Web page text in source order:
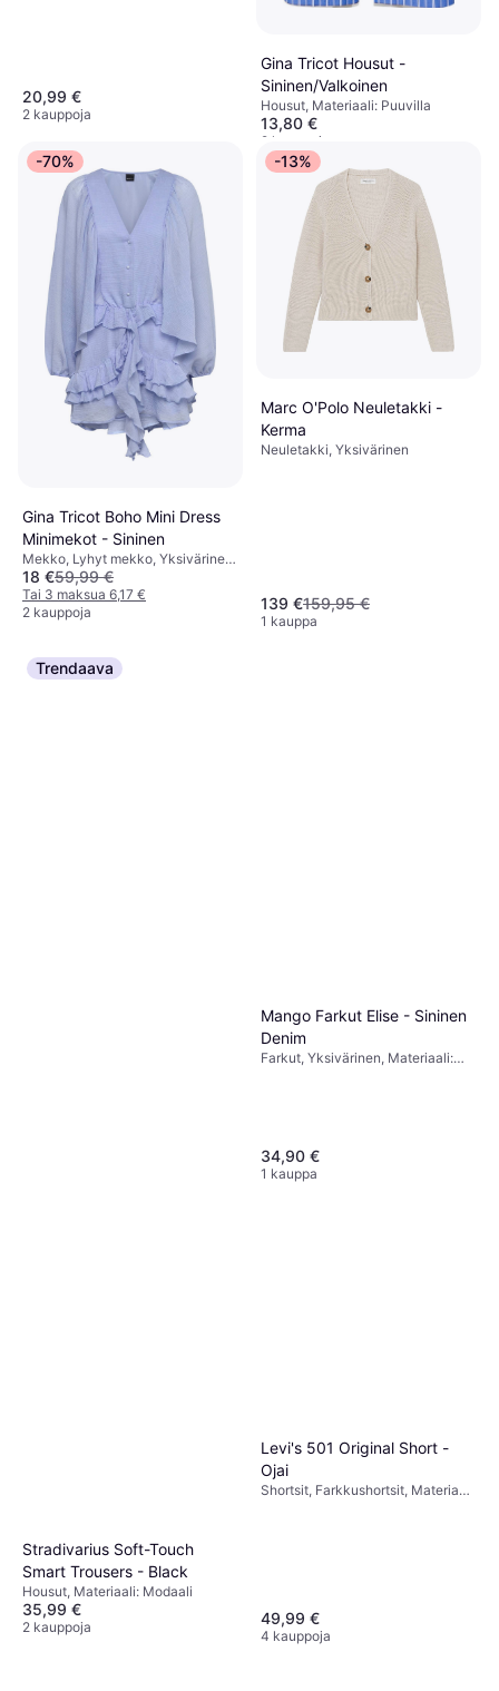
20,99 €
2 kauppoja
Gina Tricot Housut -
Sininen/Valkoinen
Housut, Materiaali: Puuvilla
13,80 €
2 kauppoja
-70%
Gina Tricot Boho Mini Dress
Minimekot - Sininen
Mekko, Lyhyt mekko, Yksivärinen,
Materiaali: Polyamidi
18 €59,99 €
Tai 3 maksua 6,17 €
2 kauppoja
-13%
Marc O'Polo Neuletakki -
Kerma
Neuletakki, Yksivärinen
139 €159,95 €
1 kauppa
Trendaava
Mango Farkut Elise - Sininen
Denim
Farkut, Yksivärinen, Materiaali:
34,90 €
1 kauppa
Stradivarius Soft-Touch
Smart Trousers - Black
Housut, Materiaali: Modaali
35,99 €
2 kauppoja
Levi's 501 Original Short -
Ojai
Shortsit, Farkkushortsit, Materiaali:
49,99 €
4 kauppoja